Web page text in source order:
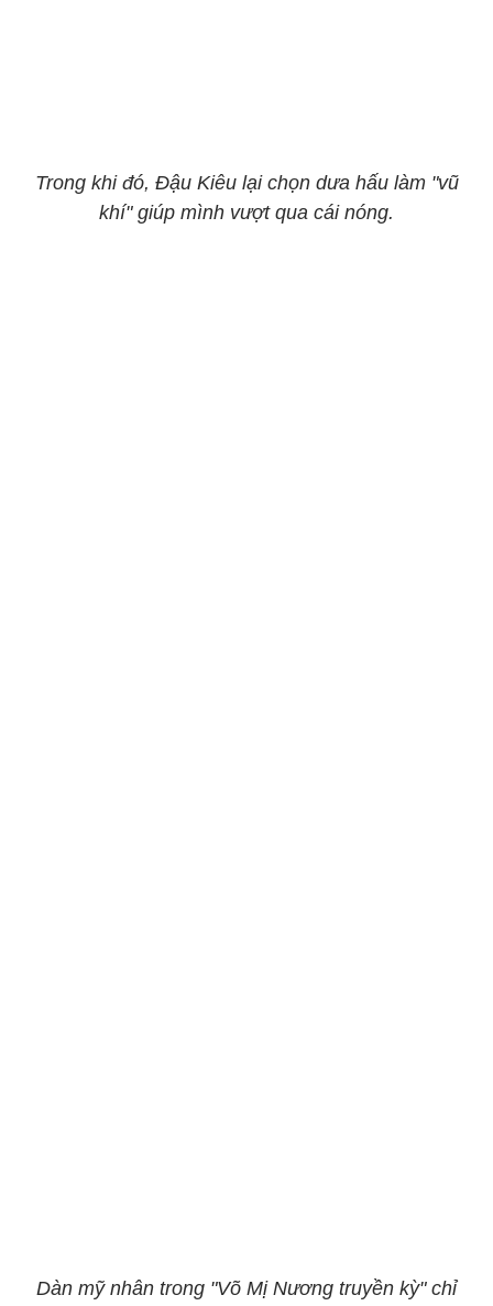
Trong khi đó, Đậu Kiêu lại chọn dưa hấu làm "vũ
khí" giúp mình vượt qua cái nóng.
Dàn mỹ nhân trong "Võ Mị Nương truyền kỳ" chỉ